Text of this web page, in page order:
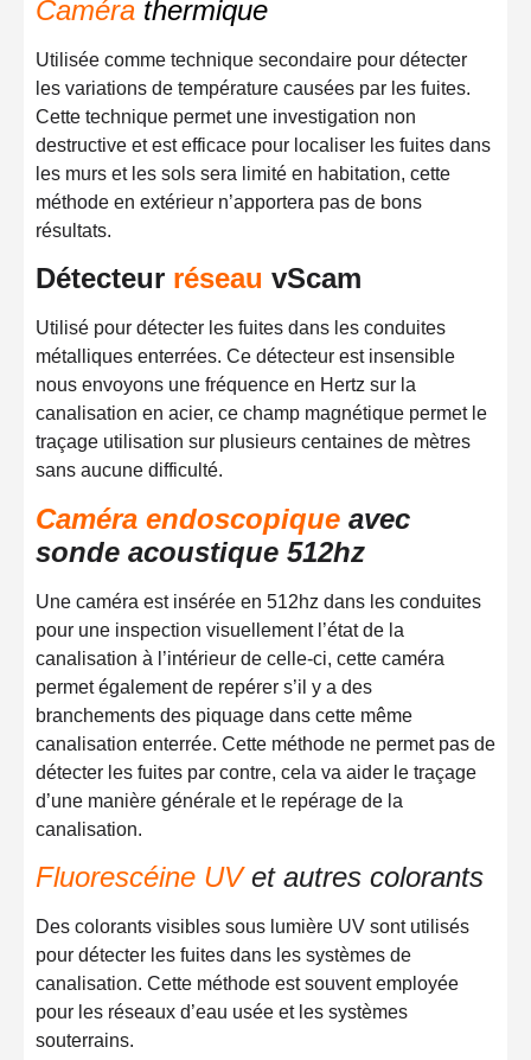
Caméra thermique
Utilisée comme technique secondaire pour détecter
les variations de température causées par les fuites.
Cette technique permet une investigation non
destructive et est efficace pour localiser les fuites dans
les murs et les sols sera limité en habitation, cette
méthode en extérieur n’apportera pas de bons
résultats.
Détecteur réseau vScam
Utilisé pour détecter les fuites dans les conduites
métalliques enterrées. Ce détecteur est insensible
nous envoyons une fréquence en Hertz sur la
canalisation en acier, ce champ magnétique permet le
traçage utilisation sur plusieurs centaines de mètres
sans aucune difficulté.
Caméra endoscopique avec
sonde acoustique 512hz
Une caméra est insérée en 512hz dans les conduites
pour une inspection visuellement l’état de la
canalisation à l’intérieur de celle-ci, cette caméra
permet également de repérer s’il y a des
branchements des piquage dans cette même
canalisation enterrée. Cette méthode ne permet pas de
détecter les fuites par contre, cela va aider le traçage
d’une manière générale et le repérage de la
canalisation.
Fluorescéine UVet autres colorants
Des colorants visibles sous lumière UV sont utilisés
pour détecter les fuites dans les systèmes de
canalisation. Cette méthode est souvent employée
pour les réseaux d’eau usée et les systèmes
souterrains.